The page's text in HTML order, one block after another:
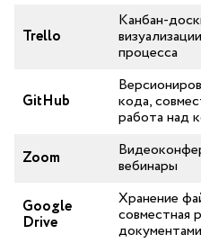
Trello
Канбан-
процесса
GitHub кода,
работа​ над
Zoom вебинары
Google
Drive
Хранение
совместная
документами